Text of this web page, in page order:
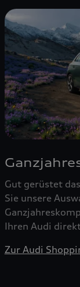
Gut gerüstet
Sie unsere
Ihren Audi
Zur Audi